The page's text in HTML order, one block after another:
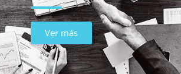
Ver más